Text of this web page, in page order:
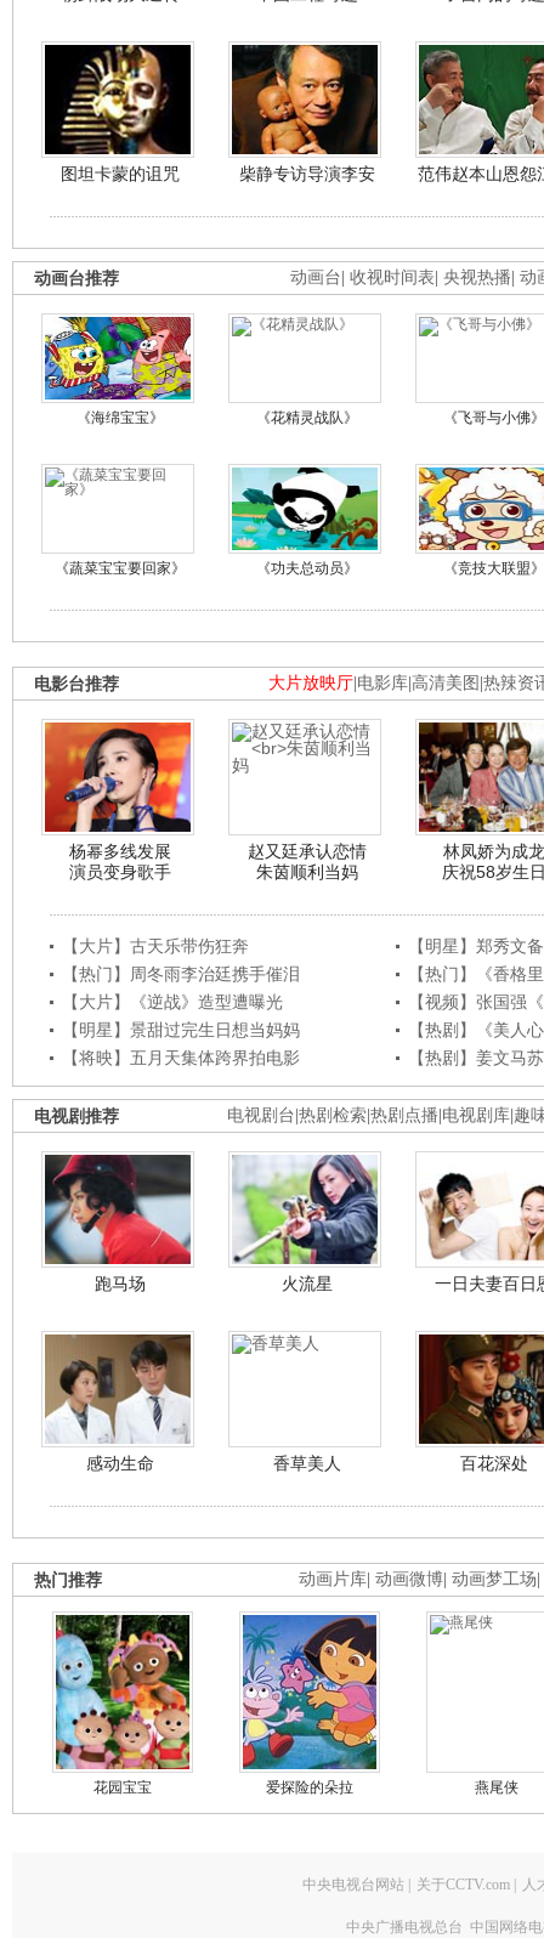
图坦卡蒙的诅咒 柴静专访导演李安 范伟赵本山恩怨
动画台 收视时间表 央视热播 动
动画台推荐
《海绵宝宝》 《花精灵战队》 《飞哥与小佛》
《蔬菜宝宝要回家》 《功夫总动员》 《竞技大联盟》
大片放映厅 电影库 高清美图 热辣资
电影台推荐
杨幂多线发展
演员变身歌手
赵又廷承认恋情
朱茵顺利当妈
林凤娇为成龙
庆祝58岁生
【大片】古天乐带伤狂奔
【明星】郑秀文
【热门】周冬雨李治廷携手催泪
【热门】《香格
【大片】《逆战》造型遭曝光
【视频】张国强
【明星】景甜过完生日想当妈妈
【热剧】《美人
【将映】五月天集体跨界拍电影
【热剧】姜文马
电视剧台 热剧检索 热剧点播 电视剧库 趣
电视剧推荐
跑马场 火流星 一日夫妻百日
感动生命 香草美人 百花深处
动画片库 动画微博 动画梦工场
热门推荐
花园宝宝 爱探险的朵拉 燕尾侠
中央电视台网站 | 关于CCTV.com | 人
中央广播电视总台 中国网络